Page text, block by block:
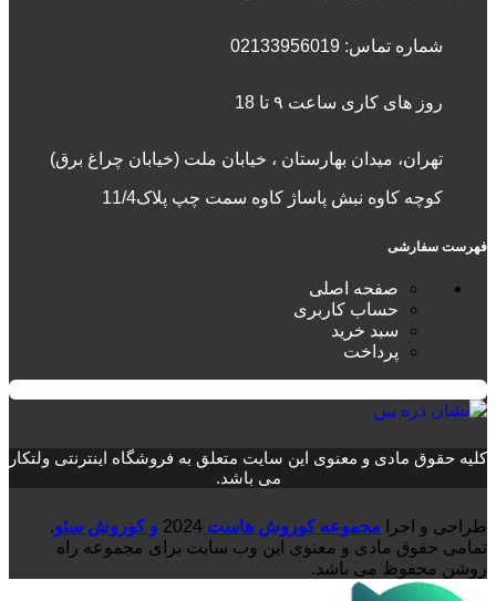
شماره تماس: 02133956019
روز های کاری ساعت ۹ تا 18
تهران، میدان بهارستان ، خیابان ملت (خیابان چراغ برق)
کوچه کاوه نبش پاساژ کاوه سمت چپ پلاک11/4
فهرست سفارشی
صفحه اصلی
حساب کاربری
سبد خرید
پرداخت
کلیه حقوق مادی و معنوی این سایت متعلق به فروشگاه اینترنتی ولتکار
می باشد.
طراحی و اجرا مجموعه کوروش هاست 2024 و کوروش سئو.
تمامی حقوق مادی و معنوی این وب سایت برای مجموعه راه
روشن محفوظ می باشد.